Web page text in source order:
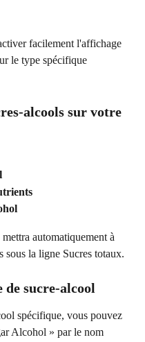
facilement l'affichage
le type spécifique
alcools sur votre
automatiquement à
sous la ligne Sucres totaux.
de sucre-alcool
spécifique, vous pouvez
Alcohol » par le nom